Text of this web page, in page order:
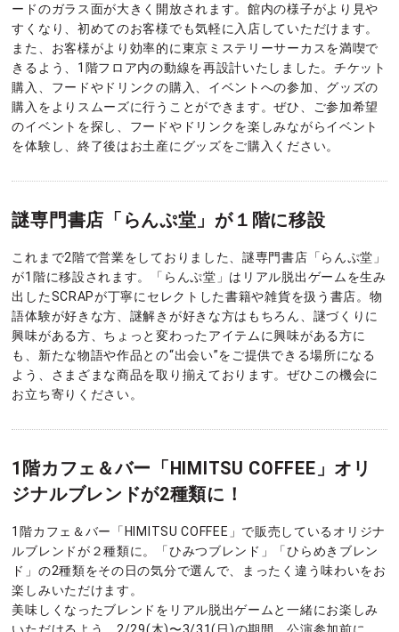
ードのガラス面が大きく開放されます。館内の様子がより見や
すくなり、初めてのお客様でも気軽に入店していただけます。
また、お客様がより効率的に東京ミステリーサーカスを満喫で
きるよう、1階フロア内の動線を再設計いたしました。チケット
購入、フードやドリンクの購入、イベントへの参加、グッズの
購入をよりスムーズに行うことができます。ぜひ、ご参加希望
のイベントを探し、フードやドリンクを楽しみながらイベント
を体験し、終了後はお土産にグッズをご購入ください。
謎専門書店「らんぷ堂」が１階に移設
これまで2階で営業をしておりました、謎専門書店「らんぷ堂」
が1階に移設されます。「らんぷ堂」はリアル脱出ゲームを生み
出したSCRAPが丁寧にセレクトした書籍や雑貨を扱う書店。物
語体験が好きな方、謎解きが好きな方はもちろん、謎づくりに
興味がある方、ちょっと変わったアイテムに興味がある方に
も、新たな物語や作品との“出会い”をご提供できる場所になる
よう、さまざまな商品を取り揃えております。ぜひこの機会に
お立ち寄りください。
1階カフェ＆バー「HIMITSU COFFEE」オリ
ジナルブレンドが2種類に！
1階カフェ＆バー「HIMITSU COFFEE」で販売しているオリジナ
ルブレンドが２種類に。「ひみつブレンド」「ひらめきブレン
ド」の2種類をその日の気分で選んで、まったく違う味わいをお
楽しみいただけます。
美味しくなったブレンドをリアル脱出ゲームと一緒にお楽しみ